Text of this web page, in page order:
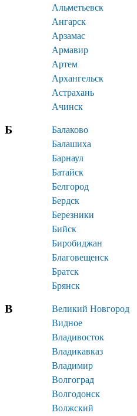
Альметьевск
Ангарск
Арзамас
Армавир
Артем
Архангельск
Астрахань
Ачинск
Б
Балаково
Балашиха
Барнаул
Батайск
Белгород
Бердск
Березники
Бийск
Биробиджан
Благовещенск
Братск
Брянск
В
Великий Новгород
Видное
Владивосток
Владикавказ
Владимир
Волгоград
Волгодонск
Волжский